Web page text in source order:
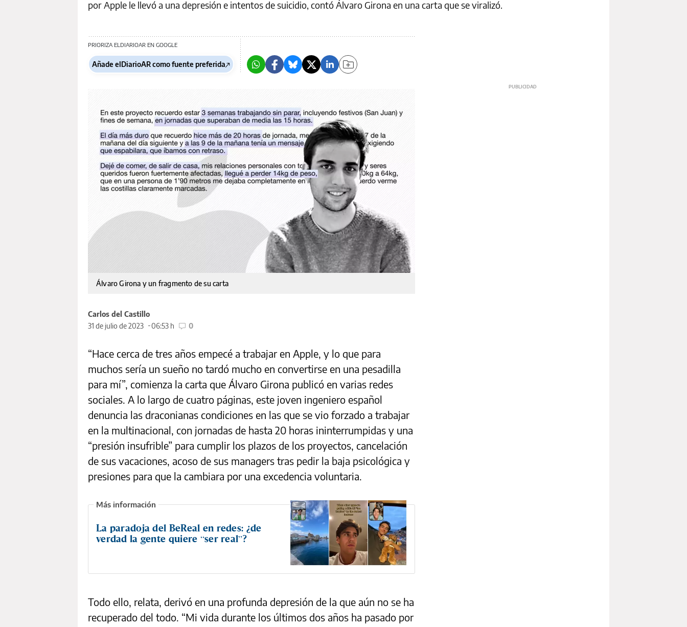
por Apple le llevó a una depresión e intentos de suicidio, contó Álvaro Girona en una carta que se viralizó.
PRIORIZA ELDIARIOAR EN GOOGLE
Añade elDiarioAR como fuente preferida
Álvaro Girona y un fragmento de su carta
Carlos del Castillo
31 de julio de 2023
06:53 h 0
“Hace cerca de tres años empecé a trabajar en Apple, y lo que para
muchos sería un sueño no tardó mucho en convertirse en una pesadilla
para mí”, comienza la carta que Álvaro Girona publicó en varias redes
sociales. A lo largo de cuatro páginas, este joven ingeniero español
denuncia las draconianas condiciones en las que se vio forzado a trabajar
en la multinacional, con jornadas de hasta 20 horas ininterrumpidas y una
“presión insufrible” para cumplir los plazos de los proyectos, cancelación
de sus vacaciones, acoso de sus managers tras pedir la baja psicológica y
presiones para que la cambiara por una excedencia voluntaria.
La paradoja del BeReal en redes: ¿de
verdad la gente quiere “ser real”?
Todo ello, relata, derivó en una profunda depresión de la que aún no se ha
recuperado del todo. “Mi vida durante los últimos dos años ha pasado por